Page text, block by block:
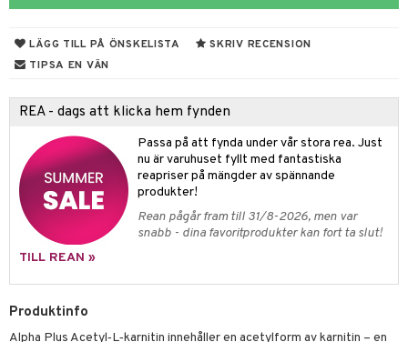
LÄGG TILL PÅ ÖNSKELISTA
SKRIV RECENSION
TIPSA EN VÄN
REA - dags att klicka hem fynden
Passa på att fynda under vår stora rea. Just
nu är varuhuset fyllt med fantastiska
reapriser på mängder av spännande
produkter!
Rean pågår fram till 31/8-2026, men var
snabb - dina favoritprodukter kan fort ta slut!
TILL REAN »
Produktinfo
Alpha Plus Acetyl‑L‑karnitin innehåller en acetylform av karnitin – en
& nötter
& oro
& avgiftning